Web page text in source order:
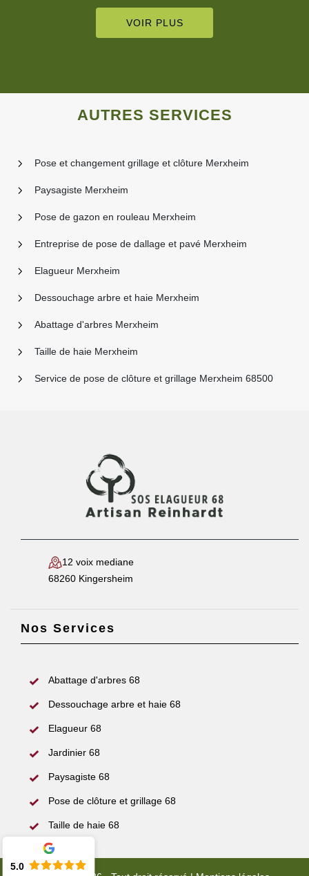
VOIR PLUS
AUTRES SERVICES
Pose et changement grillage et clôture Merxheim
Paysagiste Merxheim
Pose de gazon en rouleau Merxheim
Entreprise de pose de dallage et pavé Merxheim
Elagueur Merxheim
Dessouchage arbre et haie Merxheim
Abattage d'arbres Merxheim
Taille de haie Merxheim
Service de pose de clôture et grillage Merxheim 68500
12 voix mediane
68260 Kingersheim
Nos Services
Abattage d'arbres 68
Dessouchage arbre et haie 68
Elagueur 68
Jardinier 68
Paysagiste 68
Pose de clôture et grillage 68
Taille de haie 68
5.0